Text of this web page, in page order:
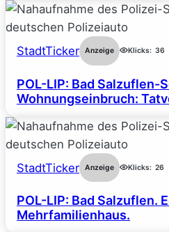
StadtTicker Anzeige Klicks: 36
POL-LIP: Bad Salzuflen-
Wohnungseinbruch:
StadtTicker Anzeige Klicks: 26
POL-LIP: Bad Salzuflen.
Mehrfamilienhaus.